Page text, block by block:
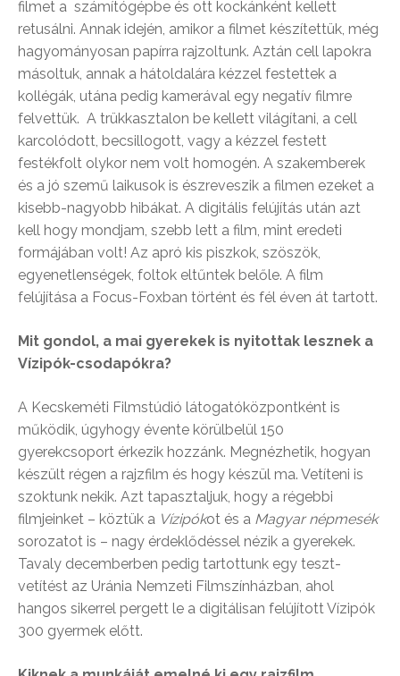
filmet a számítógépbe és ott kockánként kellett
retusálni. Annak idején, amikor a filmet készítettük, még
hagyományosan papírra rajzoltunk. Aztán cell lapokra
másoltuk, annak a hátoldalára kézzel festettek a
kollégák, utána pedig kamerával egy negatív filmre
felvettük. A trükkasztalon be kellett világítani, a cell
karcolódott, becsillogott, vagy a kézzel festett
festékfolt olykor nem volt homogén. A szakemberek
és a jó szemű laikusok is észreveszik a filmen ezeket a
kisebb-nagyobb hibákat. A digitális felújítás után azt
kell hogy mondjam, szebb lett a film, mint eredeti
formájában volt! Az apró kis piszkok, szöszök,
egyenetlenségek, foltok eltűntek belőle. A film
felújítása a Focus-Foxban történt és fél éven át tartott.
Mit gondol, a mai gyerekek is nyitottak lesznek a
Vízipók-csodapókra?
A Kecskeméti Filmstúdió látogatóközpontként is
működik, úgyhogy évente körülbelül 150
gyerekcsoport érkezik hozzánk. Megnézhetik, hogyan
készült régen a rajzfilm és hogy készül ma. Vetíteni is
szoktunk nekik. Azt tapasztaljuk, hogy a régebbi
filmjeinket – köztük a Vízipókot és a Magyar népmesék
sorozatot is – nagy érdeklődéssel nézik a gyerekek.
Tavaly decemberben pedig tartottunk egy teszt-
vetítést az Uránia Nemzeti Filmszínházban, ahol
hangos sikerrel pergett le a digitálisan felújított Vízipók
300 gyermek előtt.